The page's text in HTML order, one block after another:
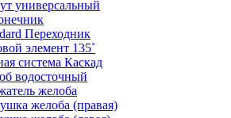
универсальный
Переходник
элемент 135˚
система Каскад
водосточный
желоба
желоба (правая)